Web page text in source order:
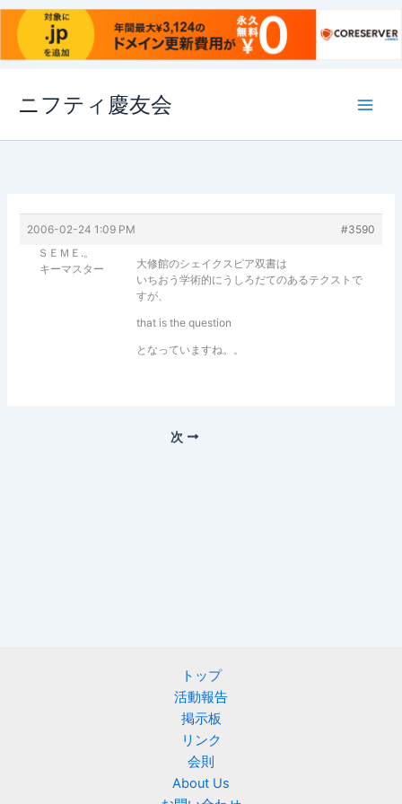
ス
ニフティ慶友会
2006-02-24 1:09 PM
#3590
ＳＥＭＥ.。
キーマスター
大修館のシェイクスピア双書は
いちおう学術的にうしろだてのあるテクストで
すが、
that is the question
となっていますね。。
次
トップ
活動報告
掲示板
リンク
会則
About Us